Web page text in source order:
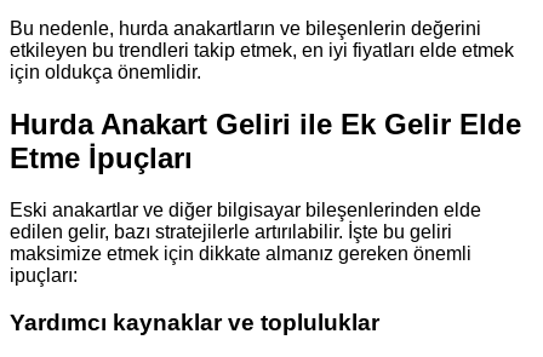
Bu nedenle, hurda anakartların ve bileşenlerin değerini
etkileyen bu trendleri takip etmek, en iyi fiyatları elde etmek
için oldukça önemlidir.
Hurda Anakart Geliri ile Ek Gelir Elde
Etme İpuçları
Eski anakartlar ve diğer bilgisayar bileşenlerinden elde
edilen gelir, bazı stratejilerle artırılabilir. İşte bu geliri
maksimize etmek için dikkate almanız gereken önemli
ipuçları:
Yardımcı kaynaklar ve topluluklar